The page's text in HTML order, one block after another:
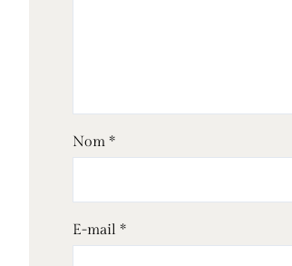
Nom *
E-mail *